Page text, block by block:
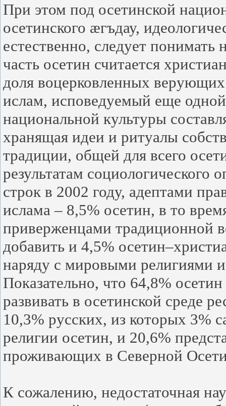
При этом под осетинской
осетинского æгъдау,
естественно, следует понимать
часть осетин считается
доля воцерковленных
ислам, исповедуемый еще
национальной культуры
хранящая идеи и ритуалы
традиции, общей для всего
результатам социологического
строк в 2002 году, адептами
ислама – 8,5% осетин, в то
приверженцами традиционной
добавить и 4,5%
наряду с мировыми религиями
Показательно, что 64,8%
развивать в осетинской среде
10,3% русских, из которых 3%
религии осетин, и 20,6%
проживающих в Северной
К сожалению, недостаточная